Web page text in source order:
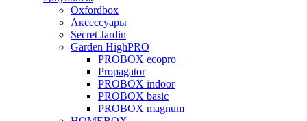
Oxfordbox
Аксессуары
Secret Jardin
Garden HighPRO
PROBOX ecopro
Propagator
PROBOX indoor
PROBOX basic
PROBOX magnum